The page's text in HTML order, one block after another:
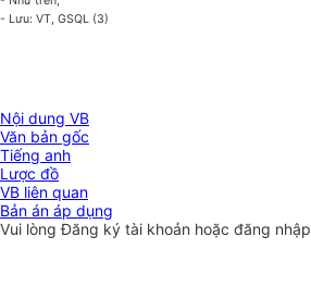
- Lưu: VT, GSQL (3)
Nội dung VB
Văn bản gốc
Tiếng anh
Lược đồ
VB liên quan
Bản án áp dụng
Vui lòngĐăng ký tài khoản hoặc đăng nhập